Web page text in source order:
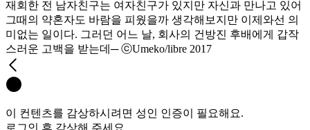
재회한 전 남자친구는 여자친구가 있지만 자신과 만나고 있어
그때의 약혼자도 바람을 피웠을까 생각해보지만 이제와선 의
미없는 일이다. 그러던 어느 날, 회사의 건방진 후배에게 갑작
스러운 고백을 받는데─ ⓒUmeko/libre 2017
이 컨텐츠를 감상하시려면 성인 인증이 필요해요.